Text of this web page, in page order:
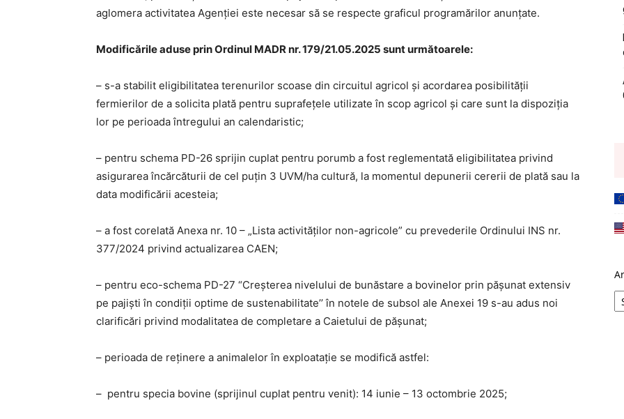
aglomera activitatea Agenției este necesar să se respecte graficul programărilor anunțate.
Modificările aduse prin Ordinul MADR nr. 179/21.05.2025 sunt următoarele:
– s-a stabilit eligibilitatea terenurilor scoase din circuitul agricol și acordarea posibilității
fermierilor de a solicita plată pentru suprafețele utilizate în scop agricol și care sunt la dispoziția
lor pe perioada întregului an calendaristic;
– pentru schema PD-26 sprijin cuplat pentru porumb a fost reglementată eligibilitatea privind
asigurarea încărcăturii de cel puțin 3 UVM/ha cultură, la momentul depunerii cererii de plată sau la
data modificării acesteia;
– a fost corelată Anexa nr. 10 – „Lista activităților non-agricole” cu prevederile Ordinului INS nr.
377/2024 privind actualizarea CAEN;
– pentru eco-schema PD-27 “Creşterea nivelului de bunăstare a bovinelor prin păşunat extensiv
pe pajişti în condiţii optime de sustenabilitate’’ în notele de subsol ale Anexei 19 s-au adus noi
clarificări privind modalitatea de completare a Caietului de pășunat;
– perioada de reținere a animalelor în exploatație se modifică astfel:
– pentru specia bovine (sprijinul cuplat pentru venit): 14 iunie – 13 octombrie 2025;